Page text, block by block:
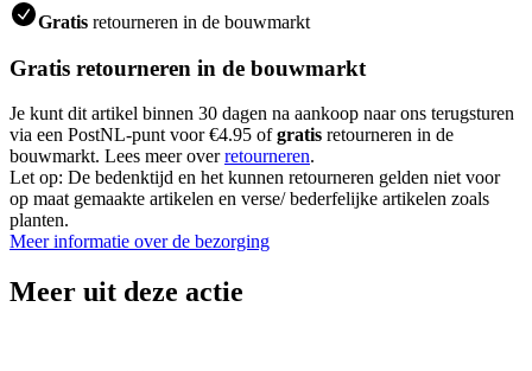
Gratis retourneren in de bouwmarkt
Gratis retourneren in de bouwmarkt
Je kunt dit artikel binnen 30 dagen na aankoop naar ons terugsturen
via een PostNL-punt voor €4.95 ofgratis retourneren in de
bouwmarkt. Lees meer overretourneren.
Let op: De bedenktijd en het kunnen retourneren gelden niet voor
op maat gemaakte artikelen en verse/ bederfelijke artikelen zoals
planten.
Meer informatie over de bezorging
Meer uit deze actie